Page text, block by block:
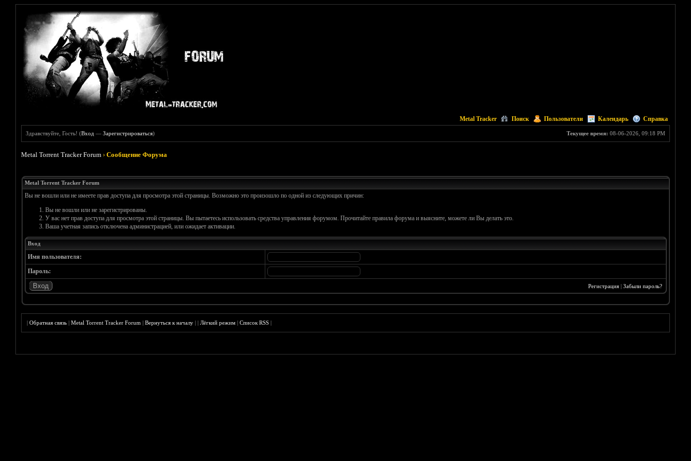
Metal Tracker Поиск Пользователи Календарь Справка
Текущее время: 08-06-2026, 09:18 PM
Здравствуйте, Гость! (Вход —Зарегистрироваться)
Metal Torrent Tracker Forum ›Сообщение Форума
Metal Torrent Tracker Forum
Вы не вошли или не имеете прав доступа для просмотра этой страницы. Возможно это произошло по одной из следующих причин:
Вы не вошли или не зарегистрированы.
У вас нет прав доступа для просмотра этой страницы. Вы пытаетесь использовать средства управления форумом. Прочитайте правила форума и выясните, можете ли Вы делать это.
Ваша учетная запись отключена администрацией, или ожидает активации.
Вход
Имя пользователя:
Пароль:
Регистрация| Забыли пароль?
|Обратная связь |Metal Torrent Tracker Forum |Вернуться к началу ||Лёгкий режим |Список RSS |